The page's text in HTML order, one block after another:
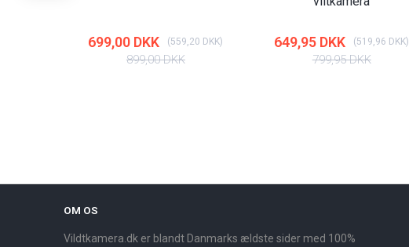
699,00 DKK (559,20 DKK)
899,00 DKK
649,95 DKK (519,96 DKK)
799,95 DKK
OM OS
Vildtkamera.dk er blandt Danmarks ældste sider med 100%